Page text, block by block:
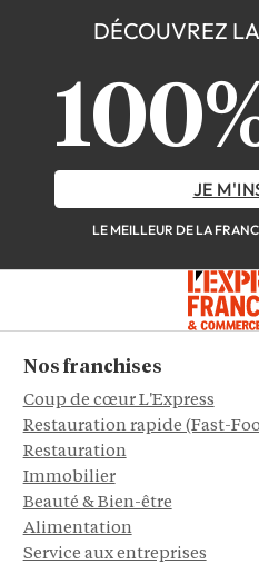
DÉCOUVREZ
JE
LE MEILLEUR DE LA
Nos franchises
Coup de cœur L'Express
Restauration rapide (Fast-
Restauration
Immobilier
Beauté & Bien-être
Alimentation
Service aux entreprises